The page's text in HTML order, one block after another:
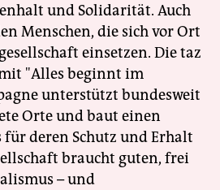
und Solidarität. Auch
Menschen, die sich vor Ort
einsetzen. Die taz
"Alles beginnt im
unterstützt bundesweit
Orte und baut einen
für deren Schutz und Erhalt
braucht guten, frei
– und